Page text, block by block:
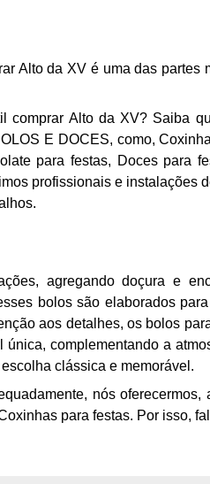
Alto da XV é uma das partes
comprar Alto da XV? Saiba
E DOCES, como,
para festas, Doces para
profissionais e instalações
agregando doçura e
bolos são elaborados
aos detalhes, os bolos
complementando a
clássica e memorável.
nós
para festas. Por isso,